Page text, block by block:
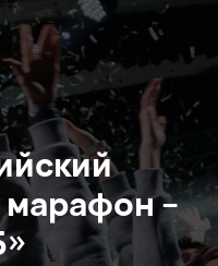
марафон –